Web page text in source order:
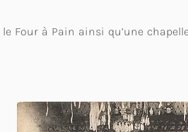
Four à Pain ainsi qu’une